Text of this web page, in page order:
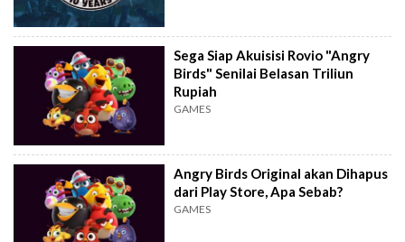
Sega Siap Akuisisi Rovio "Angry
Birds" Senilai Belasan Triliun
Rupiah
GAMES
Angry Birds Original akan Dihapus
dari Play Store, Apa Sebab?
GAMES